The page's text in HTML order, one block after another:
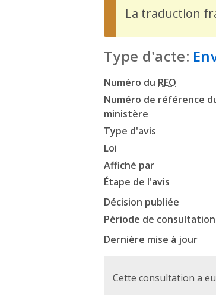
La traduction
Type d'acte:
Numéro du REO
Numéro de référence
ministère
Type d'avis
Loi
Affiché par
Étape de l'avis
Décision publiée
Période de consultation
Dernière mise à jour
Cette consultation a